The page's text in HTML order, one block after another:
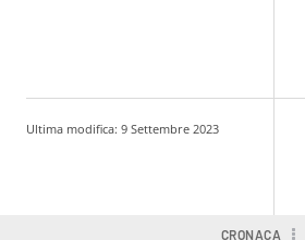
Ultima modifica: 9 Settembre 2023
CRONACA